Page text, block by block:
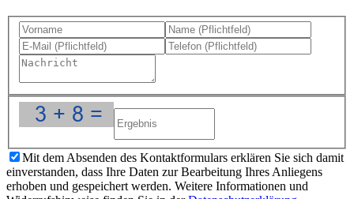
Mit dem Absenden des Kontaktformulars erklären Sie sich damit
einverstanden, dass Ihre Daten zur Bearbeitung Ihres Anliegens
erhoben und gespeichert werden. Weitere Informationen und